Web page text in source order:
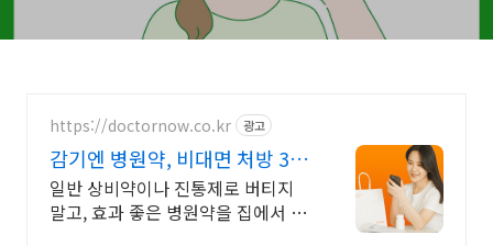
https://doctornow.co.kr 광고
감기엔 병원약, 비대면 처방 365
일 24시간 진료가능
일반 상비약이나 진통제로 버티지
말고, 효과 좋은 병원약을 집에서 처